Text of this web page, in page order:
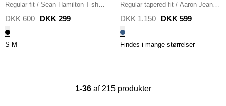
Regular fit / Sean Hamilton T-shirt
/ BLACK
DKK 600 DKK 299
S M
Regular tapered fit / Aaron Jeans /
BLUE DARK USED WASH
DKK 1.150 DKK 599
Findes i mange størrelser
1-36 af 215 produkter